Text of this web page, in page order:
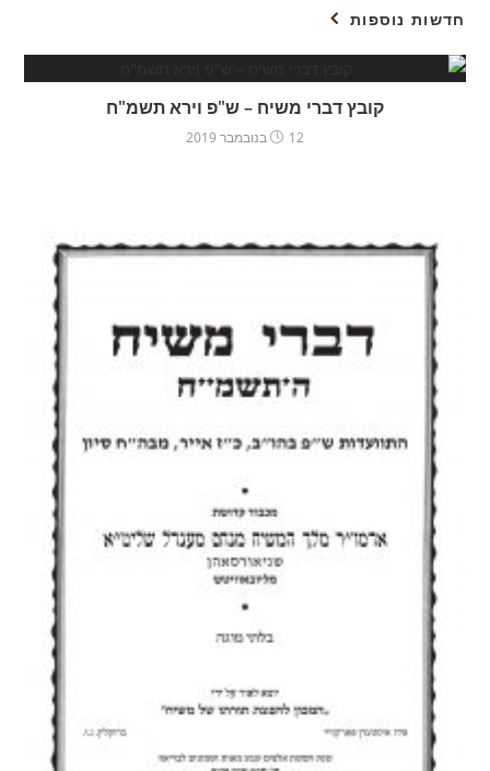
חדשות נוספות
קובץ דברי משיח – ש"פ וירא תשמ"ח
12 בנובמבר 2019